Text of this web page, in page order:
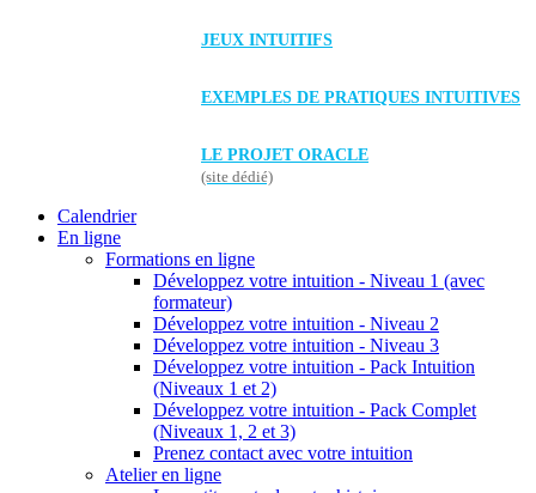
JEUX INTUITIFS
EXEMPLES DE PRATIQUES INTUITIVES
LE PROJET ORACLE
(site dédié)
Calendrier
En ligne
Formations en ligne
Développez votre intuition - Niveau 1 (avec
formateur)
Développez votre intuition - Niveau 2
Développez votre intuition - Niveau 3
Développez votre intuition - Pack Intuition
(Niveaux 1 et 2)
Développez votre intuition - Pack Complet
(Niveaux 1, 2 et 3)
Prenez contact avec votre intuition
Atelier en ligne